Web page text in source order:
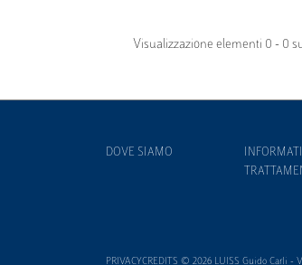
Visualizzazione elementi 0 - 0
DOVE SIAMO
PRIVACYCREDITS © 2026 LUISS Guido Carli -